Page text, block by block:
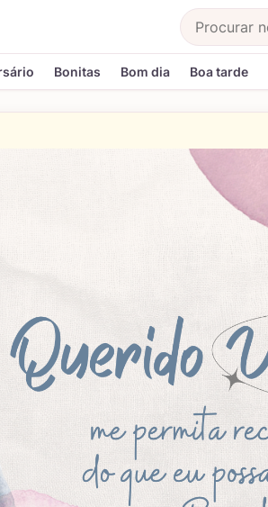
Buscar
Bonitas Bom dia Boa tarde